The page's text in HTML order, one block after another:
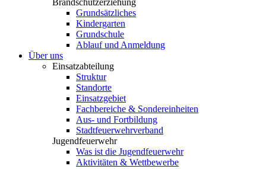
Brandschutzerziehung
Grundsätzliches
Kindergarten
Grundschule
Ablauf und Anmeldung
Über uns
Einsatzabteilung
Struktur
Standorte
Einsatzgebiet
Fachbereiche & Sondereinheiten
Aus- und Fortbildung
Stadtfeuerwehrverband
Jugendfeuerwehr
Was ist die Jugendfeuerwehr
Aktivitäten & Wettbewerbe